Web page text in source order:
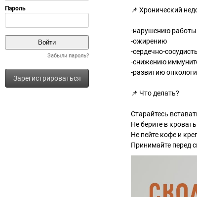
Забыли пароль?
Зарегистрироваться
📌 Хронический
-нарушению работы
-ожирению
-сердечно-
-снижению
-развитию
📌 Что делать?
Старайтесь
Не берите в
Не пейте кофе и
Принимайте перед